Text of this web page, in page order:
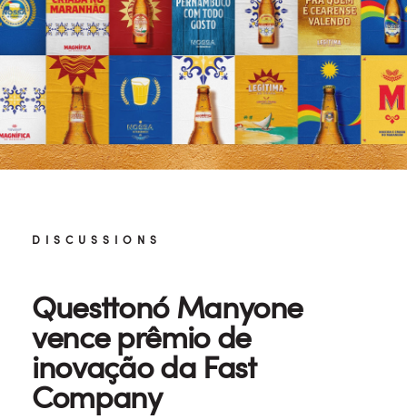
DISCUSSIONS
Questtonó Manyone
vence prêmio de
inovação da Fast
Company